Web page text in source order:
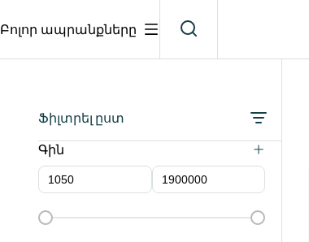
Բոլոր ապրանքները
Ֆիլտրել ըստ
Գին